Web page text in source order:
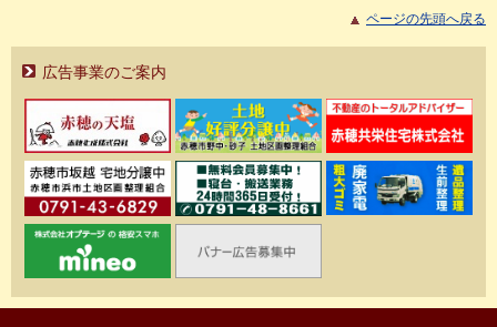
ページの先頭へ戻る
広告事業のご案内